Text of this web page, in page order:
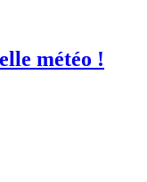
météo !